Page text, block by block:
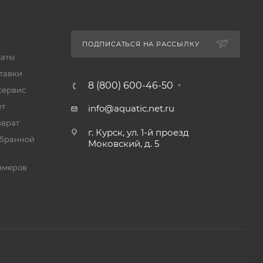
очень
ПОДПИСАТЬСЯ НА РАССЫЛКУ
8 (800) 600-46-50
info@aquatic.net.ru
г. Курск, ул. 1-й проезд
Моковский, д. 5